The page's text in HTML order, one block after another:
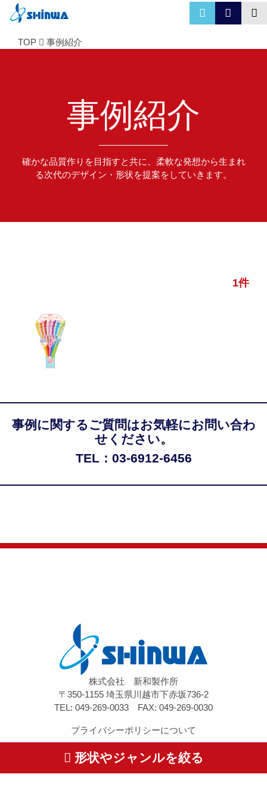
TOP 事例紹介
事例紹介
確かな品質作りを目指すと共に、柔軟な発想から生まれ
る次代のデザイン・形状を提案をしていきます。
1件
事例に関するご質問はお気軽にお問い合わ
せください。
TEL：03-6912-6456
形状やジャンルを絞る
株式会社 新和製作所
〒350-1155 埼玉県川越市下赤坂736-2
TEL: 049-269-0033 FAX: 049-269-0030
プライバシーポリシーについて
特定商取引に基づく表記
©2019 Shinwa Factory